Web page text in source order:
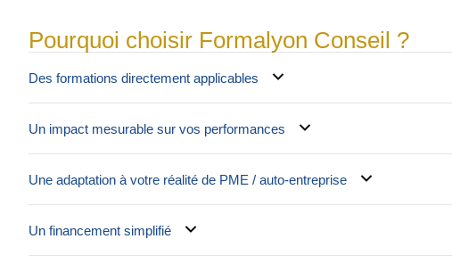
Pourquoi choisir Formalyon Conseil ?
Des formations directement applicables
Un impact mesurable sur vos performances
Une adaptation à votre réalité de PME / auto-entreprise
Un financement simplifié